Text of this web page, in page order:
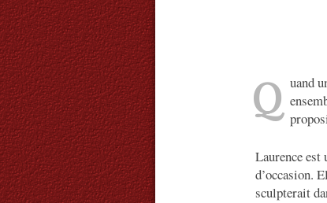
Q uand
Laurence est
d’occasion.
sculpterait